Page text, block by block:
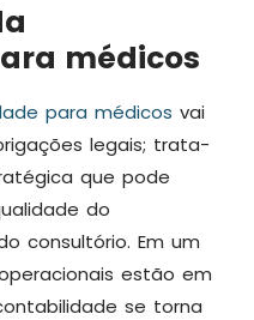
médicos
para médicos vai
legais; trata-
que pode
do
consultório. Em um
estão em
se torna